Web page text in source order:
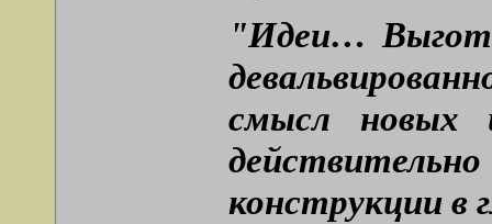
"Идеи…
смысл новых
конструкции в